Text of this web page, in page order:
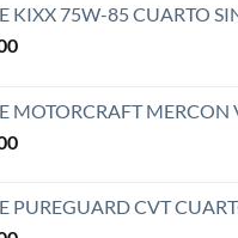
KIXX 75W-85 CUARTO
MOTORCRAFT MERCON
PUREGUARD CVT